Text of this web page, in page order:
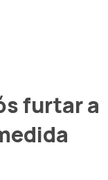
furtar a